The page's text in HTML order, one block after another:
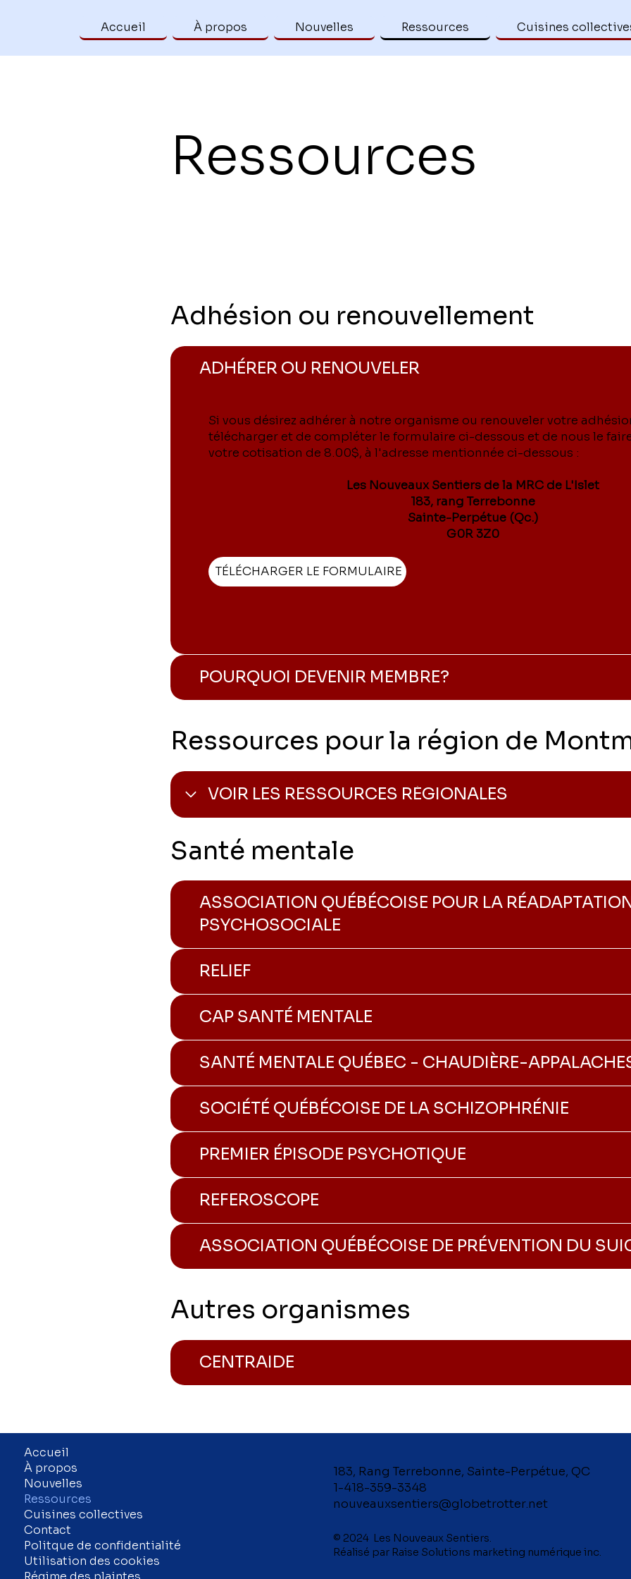
Accueil À propos Nouvelles Ressources Cuisines
Adhésion ou renouvellement
ADHÉRER OU RENOUVELER
Si vous désirez adhérer à notre organisme ou renouveler votre
télécharger et de compléter le formulaire ci-dessous et de nous le
votre cotisation de 8.00$, à l'adresse mentionnée ci-dessous :
Les Nouveaux Sentiers de la MRC de L'Islet
183, rang Terrebonne
Sainte-Perpétue (Qc.)
G0R 3Z0
TÉLÉCHARGER LE FORMULAIRE
POURQUOI DEVENIR MEMBRE?
ASSOCIATION QUÉBÉCOISE POUR LA
PSYCHOSOCIALE
RELIEF
CAP SANTÉ MENTALE
SANTÉ MENTALE QUÉBEC - CHAUDIÈRE-
SOCIÉTÉ QUÉBÉCOISE DE LA SCHIZOPHRÉNIE
PREMIER ÉPISODE PSYCHOTIQUE
REFEROSCOPE
ASSOCIATION QUÉBÉCOISE DE PRÉVENTION DU
Santé mentale
Ressources pour la région de
VOIR LES RESSOURCES RÉGIONALES
Autres organismes
CENTRAIDE
Ressources
Accueil
À propos
Nouvelles
Ressources
Cuisines collectives
Contact
Politque de confidentialité
Utilisation des cookies
183, Rang Terrebonne, Sainte-Perpétue, QC
1-418-359-3348
nouveauxsentiers@globetrotter.net
© 2024 Les Nouveaux Sentiers.
Réalisé par Raise Solutions marketing numérique inc.